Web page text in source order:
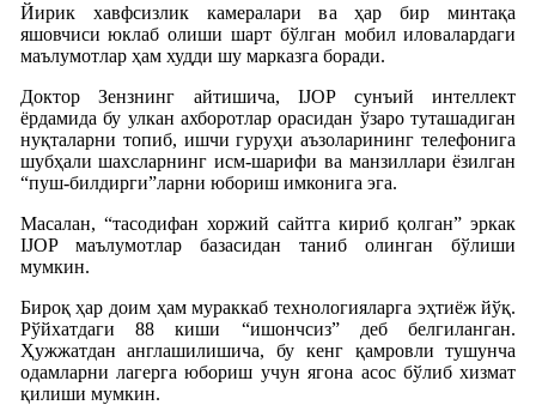
Йирик хавфсизлик камералари ва ҳар бир минтақа
яшовчиси юклаб олиши шарт бўлган мобил иловалардаги
маълумотлар ҳам худди шу марказга боради.
Доктор Зензнинг айтишича, IJOP сунъий интеллект
ёрдамида бу улкан ахборотлар орасидан ўзаро туташадиган
нуқталарни топиб, ишчи гуруҳи аъзоларининг телефонига
шубҳали шахсларнинг исм-шарифи ва манзиллари ёзилган
“пуш-билдирги”ларни юбориш имконига эга.
Масалан, “тасодифан хоржий сайтга кириб қолган” эркак
IJOP маълумотлар базасидан таниб олинган бўлиши
мумкин.
Бироқ ҳар доим ҳам мураккаб технологияларга эҳтиёж йўқ.
Рўйхатдаги 88 киши “ишончсиз” деб белгиланган.
Ҳужжатдан англашилишича, бу кенг қамровли тушунча
одамларни лагерга юбориш учун ягона асос бўлиб хизмат
қилиши мумкин.